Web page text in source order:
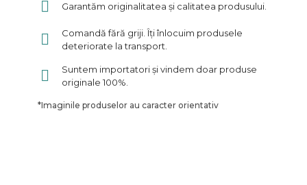
Garantăm originalitatea și calitatea produsului.
Comandă fără griji. Îți înlocuim produsele
deteriorate la transport.
Suntem importatori și vindem doar produse
originale 100%.
*Imaginile produselor au caracter orientativ